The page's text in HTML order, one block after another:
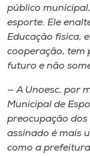
público
esporte. Ele
Educação física,
cooperação, tem
futuro e não
— A Unoesc, por
Municipal de
preocupação dos
assinado é mais
como a